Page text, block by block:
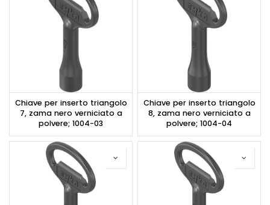
Chiave per inserto triangolo
7, zama nero verniciato a
polvere; 1004-03
Chiave per inserto triangolo
8, zama nero verniciato a
polvere; 1004-04